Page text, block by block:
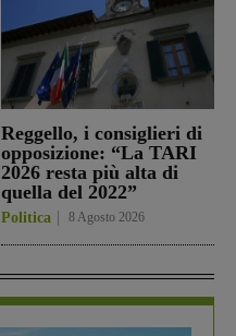
Reggello, i consiglieri di
opposizione: “La TARI
2026 resta più alta di
quella del 2022”
Politica 8 Agosto 2026